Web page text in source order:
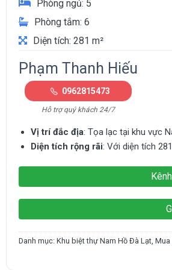
Phòng ngủ: 5
Phòng tắm: 6
Diện tích: 281 m²
Phạm Thanh Hiếu
0962815473
Hỗ trợ quý khách 24/7
Vị trí đắc địa: Tọa lạc tại khu vực
Diện tích rộng rãi: Với diện tích
Danh mục:Khu biệt thự Nam Hồ Đà Lạt ,Mua